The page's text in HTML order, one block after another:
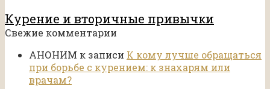
Курение и вторичные привычки
Свежие комментарии
АНОНИМ к записи К кому лучше обращаться
при борьбе с курением: к знахарям или
врачам?